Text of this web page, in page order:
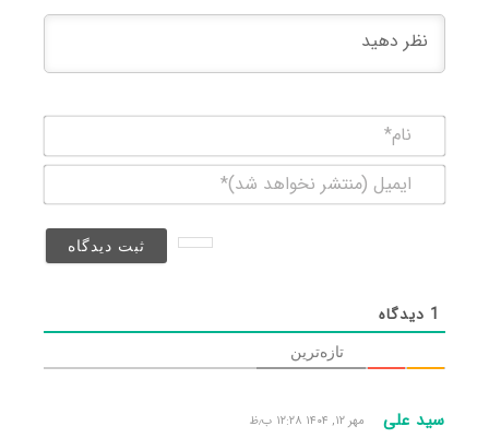
(منتشر
1 دیدگاه
تازه‌ترین
سید علی مهر ۱۲, ۱۴۰۴ ۱۲:۲۸ ب٫ظ